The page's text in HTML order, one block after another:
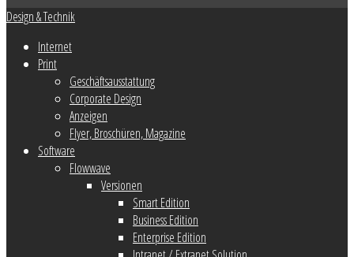
Design & Technik
Internet
Print
Geschäftsausstattung
Corporate Design
Anzeigen
Flyer, Broschüren, Magazine
Software
Flowwave
Versionen
Smart Edition
Business Edition
Enterprise Edition